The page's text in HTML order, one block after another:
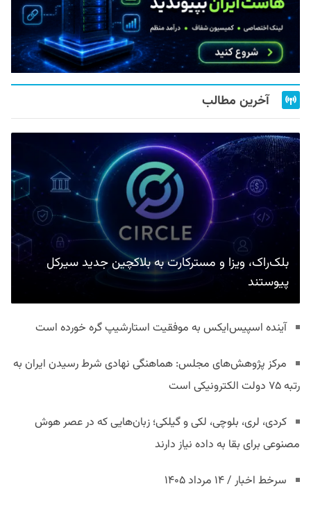
آخرین مطالب
بلک‌راک، ویزا و مسترکارت به بلاکچین جدید سیرکل
پیوستند
آینده اسپیس‌ایکس به موفقیت استارشیپ گره خورده است
مرکز پژوهش‌های مجلس: هماهنگی نهادی شرط رسیدن ایران به
رتبه ۷۵ دولت الکترونیکی است
کردی، لری، بلوچی، لکی و گیلکی؛ زبان‌هایی که در عصر هوش
مصنوعی برای بقا به داده نیاز دارند
سرخط اخبار / ۱۴ مرداد ۱۴۰۵